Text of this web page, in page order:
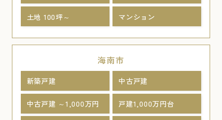
土地 100坪～ マンション
海南市
新築戸建 中古戸建
中古戸建 ～1,000万円 戸建1,000万円台